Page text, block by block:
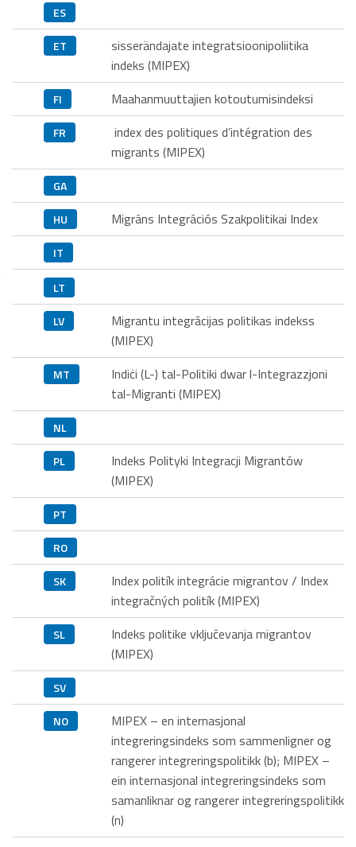
ES
ET
sisserändajate integratsioonipoliitika
indeks (MIPEX)
FI Maahanmuuttajien kotoutumisindeksi
FR
index des politiques d’intégration des
migrants (MIPEX)
GA
HU
Migráns Integrációs Szakpolitikai Index
IT
LT
LV
Migrantu integrācijas politikas indekss
(MIPEX)
MT
Indiċi (L-) tal-Politiki dwar l-Integrazzjoni
tal-Migranti (MIPEX)
NL
PL
Indeks Polityki Integracji Migrantów
(MIPEX)
PT
RO
SK
Index politík integrácie migrantov / Index
integračných politík (MIPEX)
SL
Indeks politike vključevanja migrantov
(MIPEX)
SV
NO
MIPEX – en internasjonal
integreringsindeks som sammenligner og
rangerer integreringspolitikk (b); MIPEX –
ein internasjonal integreringsindeks som
samanliknar og rangerer integreringspolitikk
(n)